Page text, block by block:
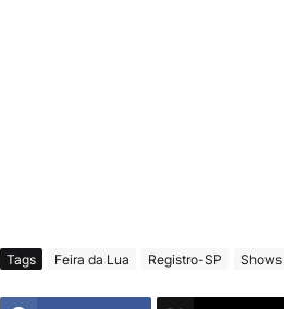
Tags Feira da Lua Registro-SP Shows